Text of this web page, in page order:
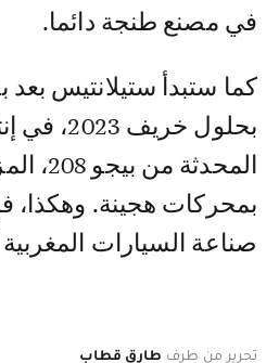
في مصنع طنجة دائما.
كما ستبدأ ستيلانتيس
بحلول خريف
المحدثة
بمحركات هجينة. وهكذا،
صناعة السيارات
تحرير من طرف طارق قطاب